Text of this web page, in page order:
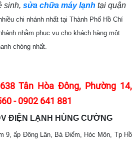
sinh, sửa chữa máy lạnh tại quận
chi nhánh nhất tại Thành Phố Hồ Chí
nhằm phục vụ cho khách hàng một
chóng nhất.
Tân Hòa Đông, Phường 14,
- 0902 641 881
ĐIỆN LẠNH HÙNG CƯỜNG
9, ấp Đông Lân, Bà Điểm, Hóc Môn, Tp Hồ